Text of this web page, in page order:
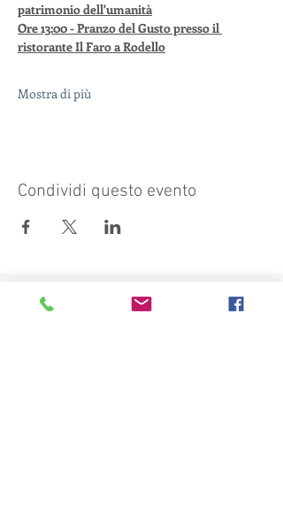
patrimonio dell'umanità
Ore 13:00 - Pranzo del Gusto presso il
ristorante Il Faro a Rodello
Mostra di più
Condividi questo evento